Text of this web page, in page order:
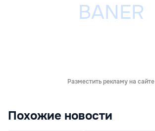
Разместить рекламу на сайте
Похожие новости